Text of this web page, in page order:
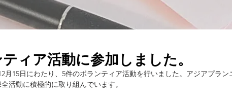
ィア活動に参加しました。
月15日にわたり、5件のボランティア活動を行いました。アジアプラ
活動に積極的に取り組んでいます。